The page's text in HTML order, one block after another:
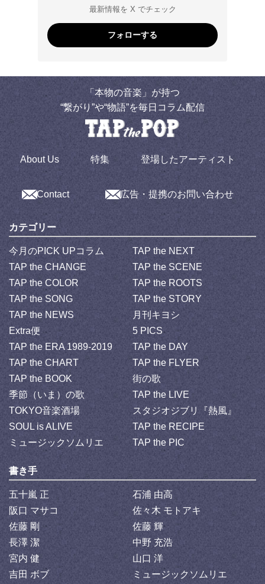
最新情報を X でチェック
フォローする
「本物の音楽」が持つ
“繋がり”や“物語”を毎日コラム配信
About Us 特集 登場したアーティスト
Contact 広告・提携のお問い合わせ
カテゴリー
今月のPICK UPコラム
TAP the NEXT
TAP the CHANGE
TAP the SCENE
TAP the COLOR
TAP the ROOTS
TAP the SONG
TAP the STORY
TAP the NEWS
月刊キヨシ
Extra便
5 PICS
TAP the ERA 1989-2019
TAP the DAY
TAP the CHART
TAP the FLYER
TAP the BOOK
街の歌
季節（いま）の歌
TAP the LIVE
TOKYO音楽酒場
スタジオジブリ『熱風』
SOUL is ALIVE
TAP the RECIPE
ミュージックソムリエ
TAP the PIC
書き手
五十嵐 正
石浦 由高
阪口 マサコ
佐々木 モトアキ
佐藤 剛
佐藤 輝
長澤 潔
中野 充浩
宮内 健
山口 洋
吉田 ボブ
ミュージックソムリエ